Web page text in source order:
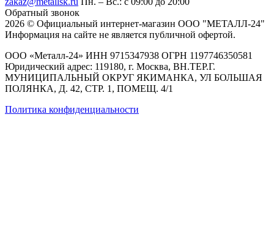
Обратный звонок
2026 © Официальный интернет-магазин ООО "МЕТАЛЛ-24"
Информация на сайте не является публичной офертой.
ООО «Металл-24» ИНН 9715347938 ОГРН 1197746350581
Юридический адрес: 119180, г. Москва, ВН.ТЕР.Г.
МУНИЦИПАЛЬНЫЙ ОКРУГ ЯКИМАНКА, УЛ БОЛЬШАЯ
ПОЛЯНКА, Д. 42, СТР. 1, ПОМЕЩ. 4/1
Политика конфиденциальности